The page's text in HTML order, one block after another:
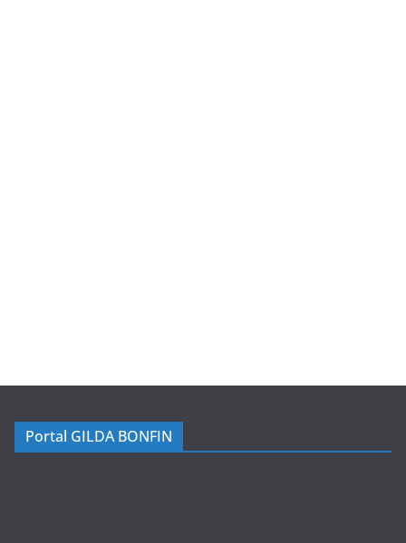
Portal GILDA BONFIN